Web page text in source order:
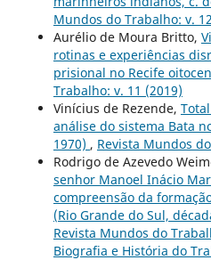
Mundos do Trabalho: v.
Aurélio de Moura Britto,
rotinas e experiências
prisional no Recife
Trabalho: v. 11 (2019)
Vinícius de Rezende,
análise do sistema Bata
1970) , Revista Mundos
Rodrigo de Azevedo
senhor Manoel Inácio
compreensão da
(Rio Grande do Sul,
Revista Mundos do
Biografia e História do